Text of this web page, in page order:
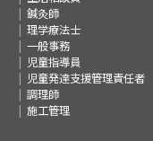
鍼灸師
理学療法士
一般事務
児童指導員
児童発達支援管理責任者
調理師
施工管理